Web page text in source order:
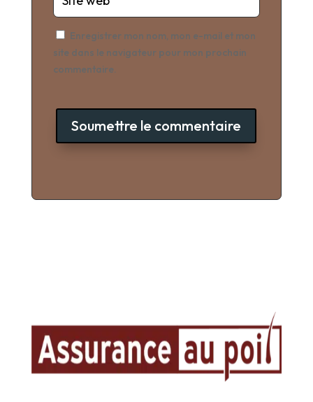
Enregistrer mon nom, mon e-mail et mon
site dans le navigateur pour mon prochain
commentaire.
Soumettre le commentaire